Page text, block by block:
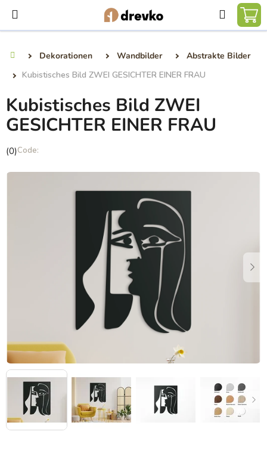
Inhalt
springen
Suchen
Dekorationen Wandbilder
Abstrakte Bilder
Kubistisches Bild ZWEI GESICHTER EINER FRAU
Kubistisches Bild ZWEI
GESICHTER EINER FRAU
Die
Produktbewertung
(0)